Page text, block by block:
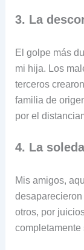
3. La
El golpe más
mi hija. Los
terceros
familia de
por el
4. La
Mis amigos,
otros, por
completamente